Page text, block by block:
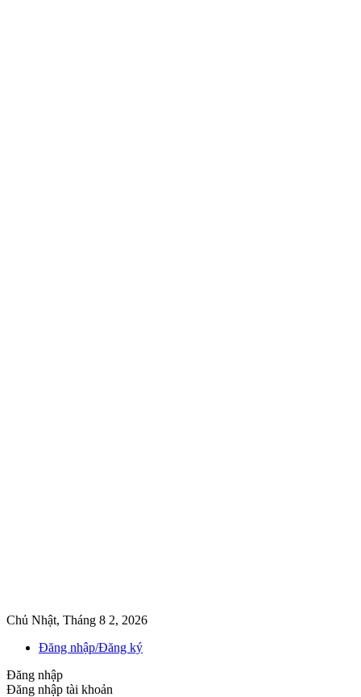
Chủ Nhật, Tháng 8 2, 2026
Đăng nhập/Đăng ký
Đăng nhập
Đăng nhập tài khoản